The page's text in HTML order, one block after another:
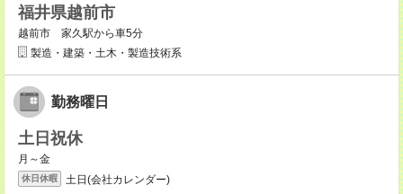
福井県越前市
越前市 家久駅から車5分
製造・建築・土木・製造技術系
勤務曜日
土日祝休
月～金
休日休暇 土日(会社カレンダー)